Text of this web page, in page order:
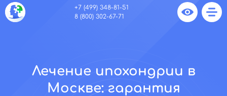
+7 (499) 348-81-51
8 (800) 302-67-71
Лечение ипохондрии в
Москве: гарантия